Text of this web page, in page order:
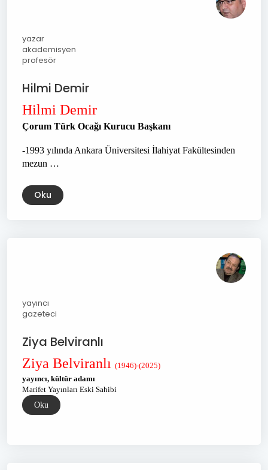
yazar
akademisyen
profesör
Hilmi Demir
Hilmi Demir
Çorum Türk Ocağı Kurucu Başkanı
-1993 yılında Ankara Üniversitesi İlahiyat Fakültesinden
mezun …
Oku
yayıncı
gazeteci
Ziya Belviranlı
Ziya Belviranlı (1946)-(2025)
yayıncı, kültür adamı
Marifet Yayınları Eski Sahibi
Oku